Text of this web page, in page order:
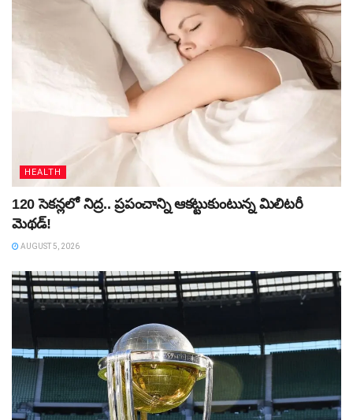
HEALTH
120 సెకన్లలో నిద్ర.. ప్రపంచాన్ని ఆకట్టుకుంటున్న మిలిటరీ
మెథడ్!
AUGUST 5, 2026